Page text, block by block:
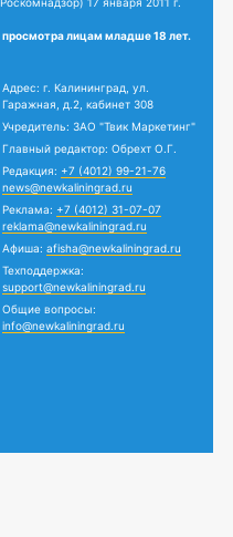
лицам младше 18 лет.
Адрес: г. Калининград, ул.
Гаражная, д.2, кабинет 308
Учредитель: ЗАО "Твик Маркетинг"
Главный редактор: Обрехт О.Г.
Редакция: +7 (4012) 99-21-76
news@newkaliningrad.ru
Реклама: +7 (4012) 31-07-07
reklama@newkaliningrad.ru
Афиша: afisha@newkaliningrad.ru
Техподдержка:
support@newkaliningrad.ru
Общие вопросы:
info@newkaliningrad.ru